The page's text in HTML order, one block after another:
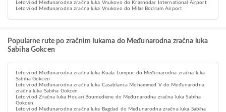
Letovi od Međunarodna zračna luka Vnukovo do Krasnodar International Airport
Letovi od Međunarodna zračna luka Vnukovo do Milas Bodrum Airport
Popularne rute po zračnim lukama do Međunarodna zračna luka
Sabiha Gokcen
Letovi od Međunarodna zračna luka Kuala Lumpur do Međunarodna zračna luka
Sabiha Gokcen
Letovi od Međunarodna zračna luka Casablanca Mohammed V do Međunarodna
zračna luka Sabiha Gokcen
Letovi od Zračna luka Houari Boumediene do Međunarodna zračna luka Sabiha
Gokcen
Letovi od Međunarodna zračna luka Bagdad do Međunarodna zračna luka Sabiha